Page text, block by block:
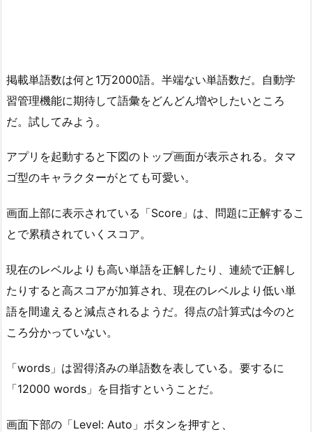
掲載単語数は何と1万2000語。半端ない単語数だ。自動学
習管理機能に期待して語彙をどんどん増やしたいところ
だ。試してみよう。
アプリを起動すると下図のトップ画面が表示される。タマ
ゴ型のキャラクターがとても可愛い。
画面上部に表示されている「Score」は、問題に正解するこ
とで累積されていくスコア。
現在のレベルよりも高い単語を正解したり、連続で正解し
たりすると高スコアが加算され、現在のレベルより低い単
語を間違えると減点されるようだ。得点の計算式は今のと
ころ分かっていない。
「words」は習得済みの単語数を表している。要するに
「12000 words」を目指すということだ。
画面下部の「Level: Auto」ボタンを押すと、